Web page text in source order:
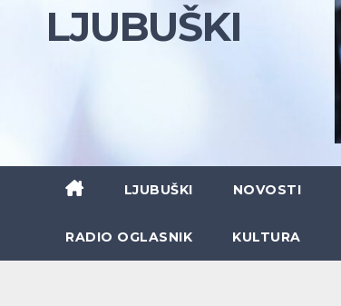
LJUBUŠKI
LJUBUŠKI NOVOSTI
RADIO OGLASNIK KULTURA